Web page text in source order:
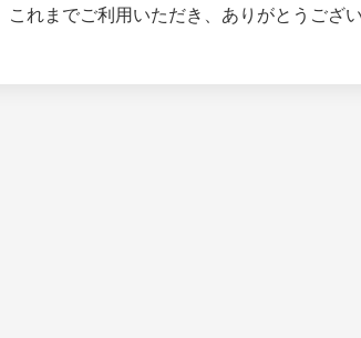
これまでご利用いただき、ありがとうござい